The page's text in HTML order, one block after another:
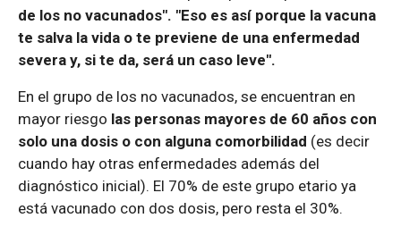
de los no vacunados". "Eso es así porque la vacuna
te salva la vida o te previene de una enfermedad
severa y, si te da, será un caso leve".
En el grupo de los no vacunados, se encuentran en
mayor riesgo las personas mayores de 60 años con
solo una dosis o con alguna comorbilidad (es decir
cuando hay otras enfermedades además del
diagnóstico inicial). El 70% de este grupo etario ya
está vacunado con dos dosis, pero resta el 30%.